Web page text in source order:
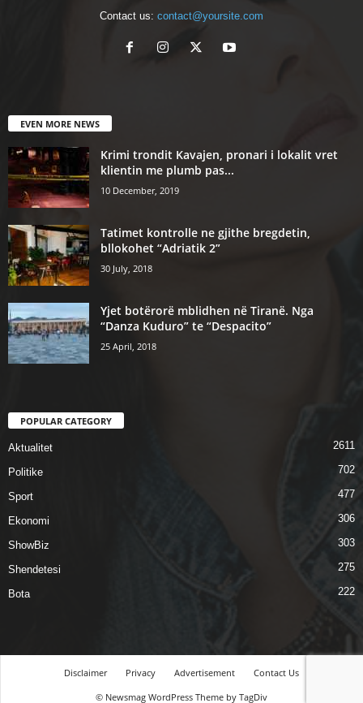
Contact us: contact@yoursite.com
EVEN MORE NEWS
Krimi trondit Kavajen, pronari i lokalit vret
klientin me plumb pas...
10 December, 2019
Tatimet kontrolle ne gjithe bregdetin,
bllokohet “Adriatik 2”
30 July, 2018
Yjet botërorë mblidhen në Tiranë. Nga
“Danza Kuduro” te “Despacito”
25 April, 2018
POPULAR CATEGORY
Aktualitet 2611
Politike 702
Sport 477
Ekonomi 306
ShowBiz 303
Shendetesi 275
Bota 222
Disclaimer Privacy Advertisement
Contact Us
© Newsmag WordPress Theme by TagDiv